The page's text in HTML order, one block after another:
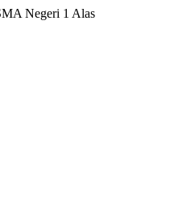
Negeri 1 Alas